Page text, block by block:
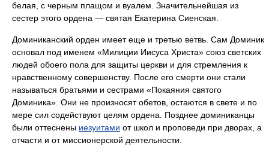
белая, с черным плащом и вуалем. Значительнейшая из
сестер этого ордена — святая Екатерина Сиенская.
Доминиканский орден имеет еще и третью ветвь. Сам Доминик
основал под именем «Милиции Иисуса Христа» союз светских
людей обоего пола для защиты церкви и для стремления к
нравственному совершенству. После его смерти они стали
называться братьями и сестрами «Покаяния святого
Доминика». Они не произносят обетов, остаются в свете и по
мере сил содействуют целям ордена. Позднее доминиканцы
были оттеснены иезуитами от школ и проповеди при дворах, а
отчасти и от миссионерской деятельности.